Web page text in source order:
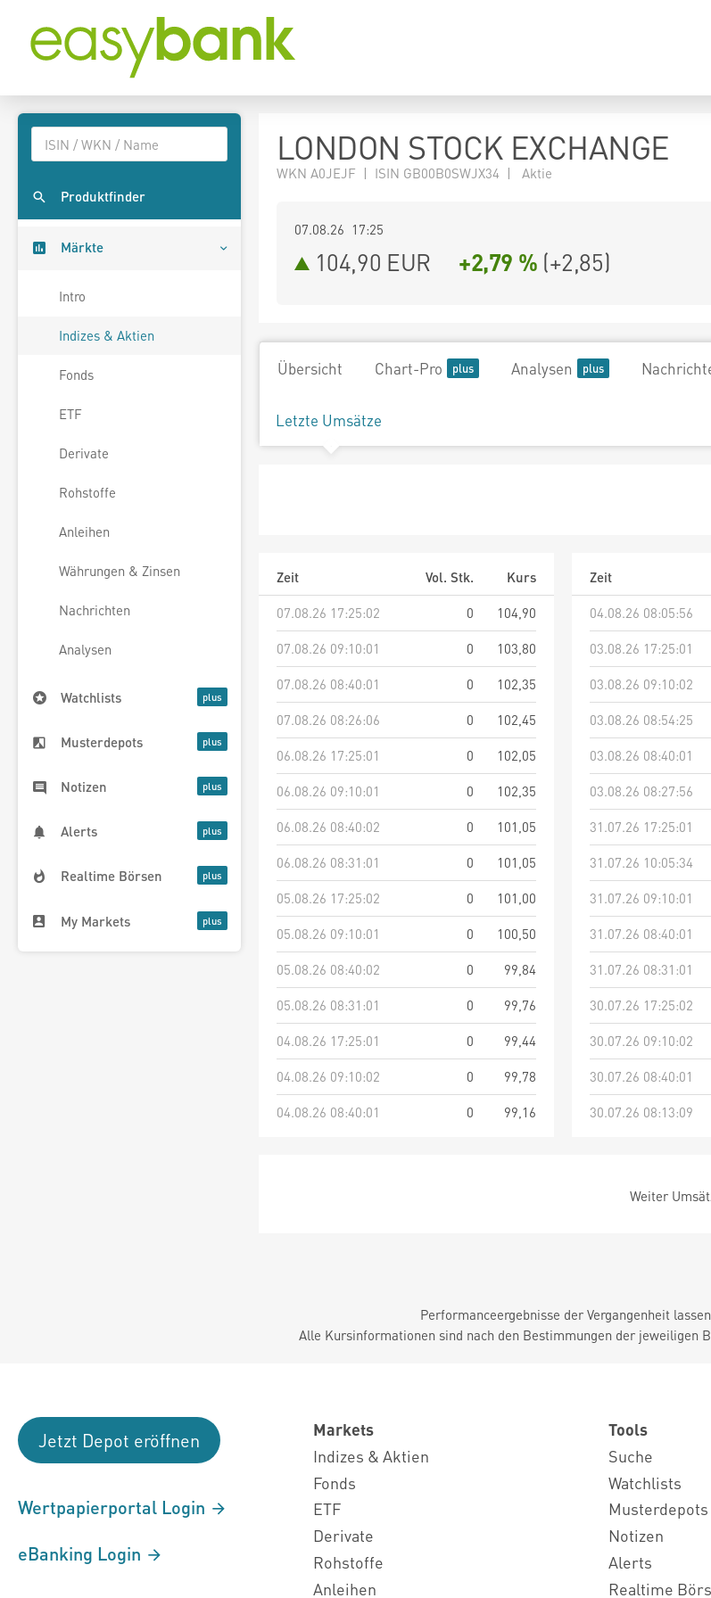
Produktfinder
Märkte
Intro
Indizes & Aktien
Fonds
ETF
Derivate
Rohstoffe
Anleihen
Währungen & Zinsen
Nachrichten
Analysen
Watchlists
Musterdepots
Notizen
Alerts
Realtime Börsen
My Markets
LONDON STOCK EXCHANGE
WKN A0JEJF | ISIN GB00B0SWJX34 | Aktie
07.08.26 17:25
104,90 EUR +2,79 % (+2,85)
Übersicht Chart-Pro Analysen
Letzte Umsätze
Zeit Vol. Stk.
Kurs
07.08.26 17:25:02
0
104,90
07.08.26 09:10:01
0
103,80
07.08.26 08:40:01
0
102,35
07.08.26 08:26:06
0
102,45
06.08.26 17:25:01
0
102,05
06.08.26 09:10:01
0
102,35
06.08.26 08:40:02
0
101,05
06.08.26 08:31:01
0
101,05
05.08.26 17:25:02
0
101,00
05.08.26 09:10:01
0
100,50
05.08.26 08:40:02
0
99,84
05.08.26 08:31:01
0
99,76
04.08.26 17:25:01
0
99,44
04.08.26 09:10:02
0
99,78
04.08.26 08:40:01
0 99,16
Zeit
04.08.26 08:05:56
03.08.26 17:25:01
03.08.26 09:10:02
03.08.26 08:54:25
03.08.26 08:40:01
03.08.26 08:27:56
31.07.26 17:25:01
31.07.26 10:05:34
31.07.26 09:10:01
31.07.26 08:40:01
31.07.26 08:31:01
30.07.26 17:25:02
30.07.26 09:10:02
30.07.26 08:40:01
30.07.26 08:13:09
Weiter
Performanceergebnisse der Vergangenheit
Alle Kursinformationen sind nach den Bestimmungen der jeweiligen
Jetzt Depot eröffnen
Wertpapierportal Login
eBanking Login
Markets
Indizes & Aktien
Fonds
ETF
Derivate
Rohstoffe
Anleihen
Tools
Suche
Watchlists
Musterdepots
Notizen
Alerts
Realtime